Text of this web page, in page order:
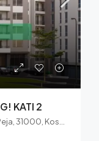
KATI 2
Istog, Municipality of Istok, District of Peja, 31000, Kosovo